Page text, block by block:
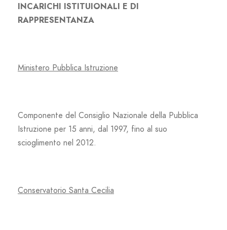
INCARICHI ISTITUIONALI E DI
RAPPRESENTANZA
Ministero Pubblica Istruzione
Componente del Consiglio Nazionale della Pubblica
Istruzione per 15 anni, dal 1997, fino al suo
scioglimento nel 2012.
Conservatorio Santa Cecilia